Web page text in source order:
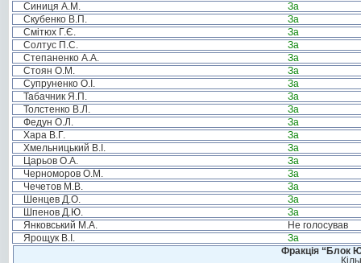
Синиця А.М.
За
Скубенко В.П.
За
Смітюх Г.Є.
За
Солтус П.С.
За
Степаненко А.А.
За
Стоян О.М.
За
Супруненко О.І.
За
Табачник Я.П.
За
Толстенко В.Л.
За
Федун О.Л.
За
Хара В.Г.
За
Хмельницький В.І.
За
Царьов О.А.
За
Черноморов О.М.
За
Чечетов М.В.
За
Шенцев Д.О.
За
Шпенов Д.Ю.
За
Янковський М.А.
Не голосував
Ярощук В.І.
За
Фракція “Блок